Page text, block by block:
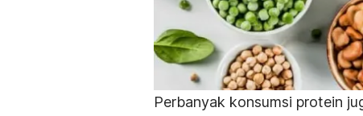
Perbanyak konsumsi protein